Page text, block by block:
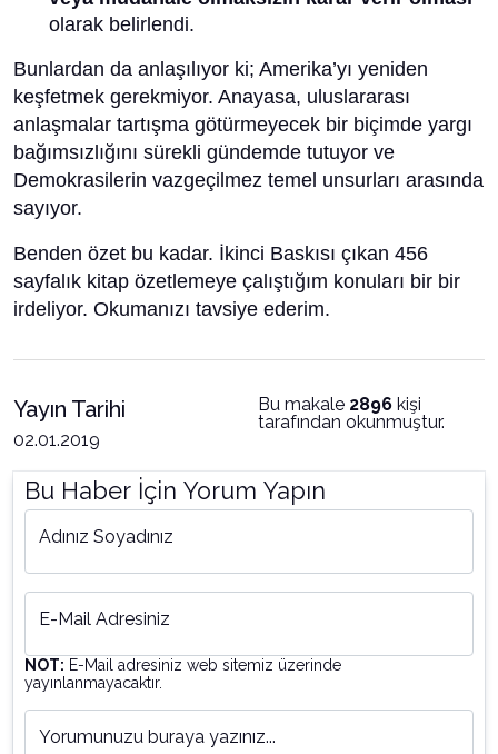
olarak belirlendi.
Bunlardan da anlaşılıyor ki; Amerika’yı yeniden
keşfetmek gerekmiyor. Anayasa, uluslararası
anlaşmalar tartışma götürmeyecek bir biçimde yargı
bağımsızlığını sürekli gündemde tutuyor ve
Demokrasilerin vazgeçilmez temel unsurları arasında
sayıyor.
Benden özet bu kadar. İkinci Baskısı çıkan 456
sayfalık kitap özetlemeye çalıştığım konuları bir bir
irdeliyor. Okumanızı tavsiye ederim.
Yayın Tarihi
02.01.2019
Bu makale 2896 kişi
tarafından okunmuştur.
Bu Haber İçin Yorum Yapın
Adınız Soyadınız
E-Mail Adresiniz
NOT: E-Mail adresiniz web sitemiz üzerinde
yayınlanmayacaktır.
Yorumunuzu buraya yazınız...